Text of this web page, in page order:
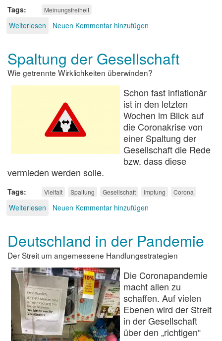
Tags Meinungsfreiheit
Weiterlesen über
ja
wohl
dürfen!
Neuen Kommentar hinzufügen
Spaltung der Gesellschaft
Wie getrennte Wirklichkeiten überwinden?
Schon fast inflationär
ist in den letzten
Wochen im Blick auf
die Coronakrise von
einer Spaltung der
Gesellschaft die Rede
bzw. dass diese
vermieden werden solle.
Tags Vielfalt Spaltung Gesellschaft Impfung Corona
Weiterlesen über
Gesellschaft
Neuen Kommentar hinzufügen
Deutschland in der Pandemie
Der Streit um angemessene Handlungsstrategien
Die Coronapandemie
macht allen zu
schaffen. Auf vielen
Ebenen wird der Streit
in der Gesellschaft
über den „richtigen“